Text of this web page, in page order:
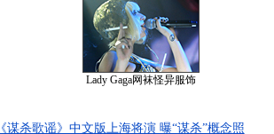
Lady Gaga网袜怪异服饰
《谋杀歌谣》中文版上海将演 曝“谋杀”概念照